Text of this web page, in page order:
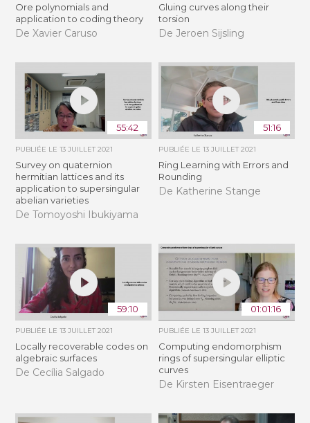
Ore polynomials and
application to coding theory
De Xavier Caruso
Gluing curves along their
torsion
De Jeroen Sijsling
55:42
PUBLIÉE LE13 JUILLET 2021
Survey on quaternion
hermitian lattices and its
application to supersingular
abelian varieties
De Tomoyoshi Ibukiyama
51:16
PUBLIÉE LE 13 JUILLET 2021
Ring Learning with Errors and
Rounding
De Katherine Stange
59:10
PUBLIÉE LE13 JUILLET 2021
Locally recoverable codes on
algebraic surfaces
De Cecília Salgado
01:01:16
PUBLIÉE LE 13 JUILLET 2021
Computing endomorphism
rings of supersingular elliptic
curves
De Kirsten Eisentraeger